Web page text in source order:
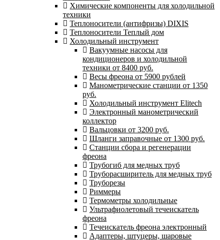
Химические компоненты для холодильной
техники
Теплоносители (антифризы) DIXIS
Теплоносители Теплый дом
Холодильный инструмент
Вакуумные насосы для
кондиционеров и холодильной
техники от 8400 руб.
Весы фреона от 5900 рублей
Манометрические станции от 1350
руб.
Холодильный инструмент Elitech
Электронный манометрический
коллектор
Вальцовки от 3200 руб.
Шланги заправочные от 1300 руб.
Станции сбора и регенерации
фреона
Трубогиб для медных труб
Труборасширитель для медных труб
Труборезы
Риммеры
Термометры холодильные
Ультрафиолетовый течеискатель
фреона
Течеискатель фреона электронный
Адаптеры, штуцеры, шаровые